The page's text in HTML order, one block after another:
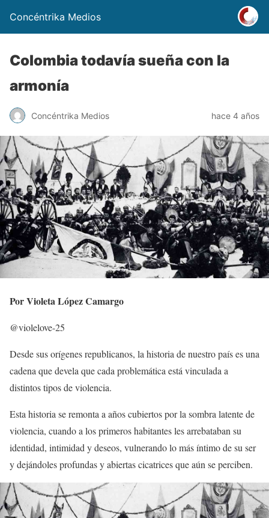
Concéntrika Medios
Colombia todavía sueña con la
armonía
Concéntrika Medios hace 4 años
Por Violeta López Camargo
@violelove-25
Desde sus orígenes republicanos, la historia de nuestro país es una
cadena que devela que cada problemática está vinculada a
distintos tipos de violencia.
Esta historia se remonta a años cubiertos por la sombra latente de
violencia, cuando a los primeros habitantes les arrebataban su
identidad, intimidad y deseos, vulnerando lo más íntimo de su ser
y dejándoles profundas y abiertas cicatrices que aún se perciben.